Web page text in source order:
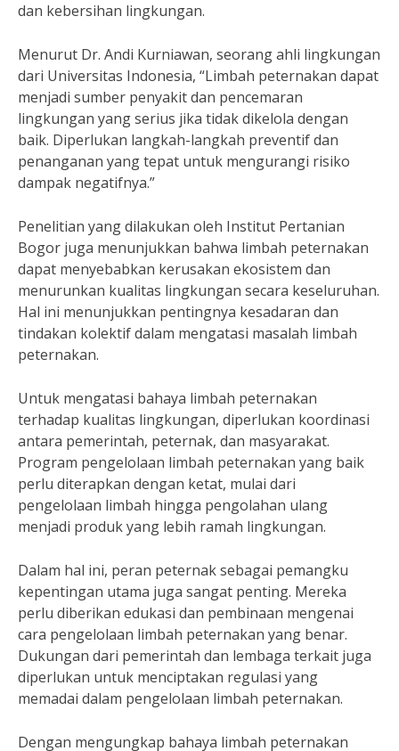
dan kebersihan lingkungan.
Menurut Dr. Andi Kurniawan, seorang ahli lingkungan
dari Universitas Indonesia, “Limbah peternakan dapat
menjadi sumber penyakit dan pencemaran
lingkungan yang serius jika tidak dikelola dengan
baik. Diperlukan langkah-langkah preventif dan
penanganan yang tepat untuk mengurangi risiko
dampak negatifnya.”
Penelitian yang dilakukan oleh Institut Pertanian
Bogor juga menunjukkan bahwa limbah peternakan
dapat menyebabkan kerusakan ekosistem dan
menurunkan kualitas lingkungan secara keseluruhan.
Hal ini menunjukkan pentingnya kesadaran dan
tindakan kolektif dalam mengatasi masalah limbah
peternakan.
Untuk mengatasi bahaya limbah peternakan
terhadap kualitas lingkungan, diperlukan koordinasi
antara pemerintah, peternak, dan masyarakat.
Program pengelolaan limbah peternakan yang baik
perlu diterapkan dengan ketat, mulai dari
pengelolaan limbah hingga pengolahan ulang
menjadi produk yang lebih ramah lingkungan.
Dalam hal ini, peran peternak sebagai pemangku
kepentingan utama juga sangat penting. Mereka
perlu diberikan edukasi dan pembinaan mengenai
cara pengelolaan limbah peternakan yang benar.
Dukungan dari pemerintah dan lembaga terkait juga
diperlukan untuk menciptakan regulasi yang
memadai dalam pengelolaan limbah peternakan.
Dengan mengungkap bahaya limbah peternakan